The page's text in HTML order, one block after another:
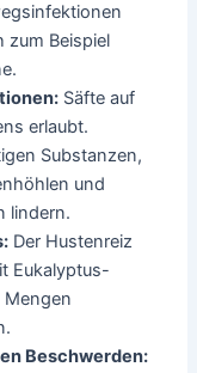
zum Beispiel
Säfte auf
erlaubt.
Substanzen,
und
lindern.
Der Hustenreiz
Eukalyptus-
Beschwerden: